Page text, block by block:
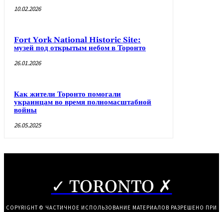
10.02.2026
Fort York National Historic Site:
музей под открытым небом в Торонто
26.01.2026
Как жители Торонто помогали
украинцам во время полномасштабной
войны
26.05.2025
✓ TORONTO ✗
COPYRIGHT © ЧАСТИЧНОЕ ИСПОЛЬЗОВАНИЕ МАТЕРИАЛОВ РАЗРЕШЕНО ПРИ